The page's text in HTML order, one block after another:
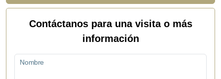
Contáctanos para una visita o más
información
Nombre